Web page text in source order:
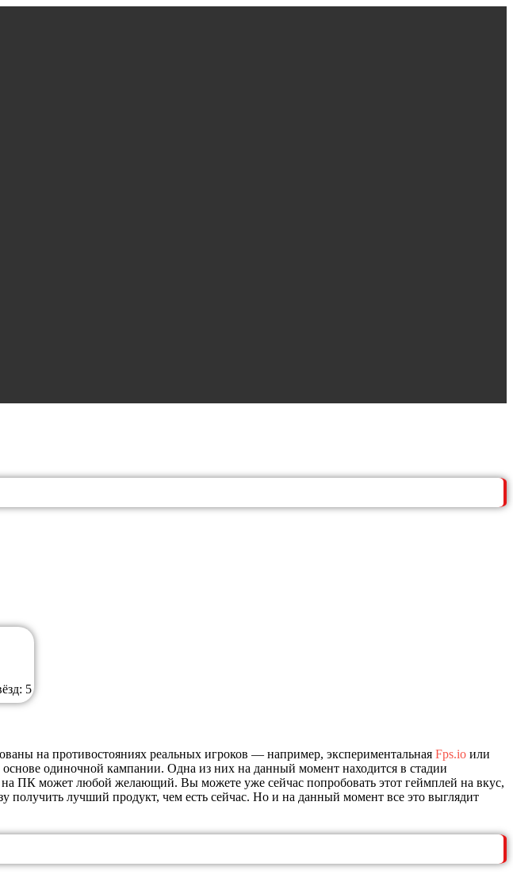
на противостояниях реальных игроков — например, экспериментальная Fps.io или
одиночной кампании. Одна из них на данный момент находится в стадии
ПК может любой желающий. Вы можете уже сейчас попробовать этот геймплей на вкус,
получить лучший продукт, чем есть сейчас. Но и на данный момент все это выглядит